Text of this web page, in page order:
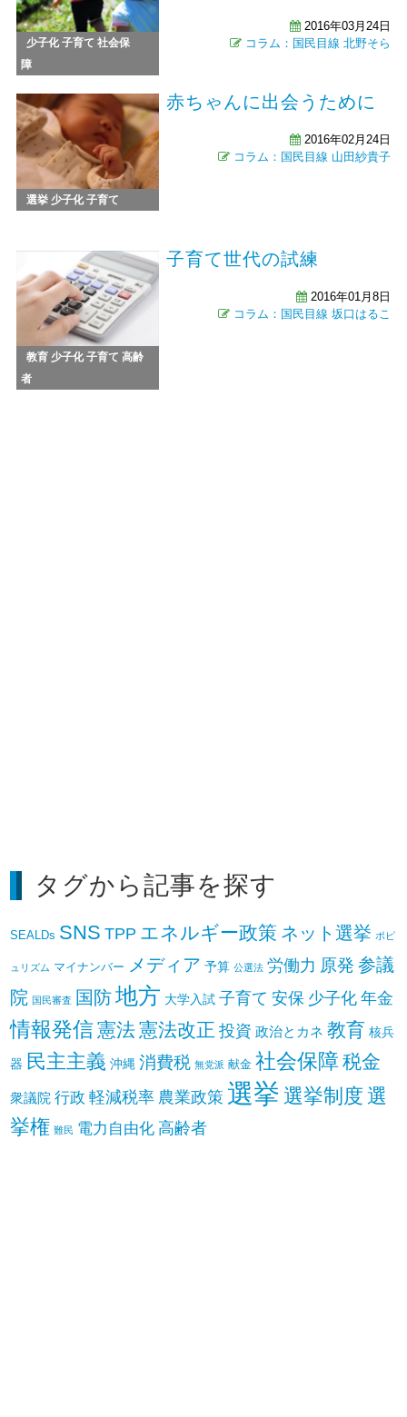
少子化 子育て 社会保
障
2016年03月24日
コラム：国民目線 北野そら
選挙 少子化 子育て
赤ちゃんに出会うために
2016年02月24日
コラム：国民目線 山田紗貴子
教育 少子化 子育て 高齢
者
子育て世代の試練
2016年01月8日
コラム：国民目線 坂口はるこ
タグから記事を探す
SEALDs SNS TPP エネルギー政策 ネット選挙 ポピ
ュリズム マイナンバー メディア 予算 公選法 労働力 原発 参議
院 国民審査 国防地方 大学入試 子育て 安保 少子化 年金
情報発信憲法憲法改正 投資 政治とカネ 教育 核兵
器 民主主義 沖縄 消費税 無党派 献金 社会保障税金
衆議院 行政 軽減税率 農業政策 選挙 選挙制度 選
挙権 難民 電力自由化 高齢者